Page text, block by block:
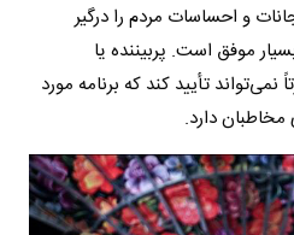
و احساسات مردم را درگیر
موفق است. پربیننده‌ یا
تأیید کند که برنامه مورد
مخاطبان دارد.